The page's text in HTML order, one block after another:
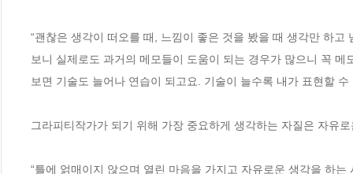
“괜찮은 생각이 떠오를 때, 느낌이 좋은 것을 봤을 때 생각만 하
보니 실제로도 과거의 메모들이 도움이 되는 경우가 많으니 꼭
보면 기술도 늘어나 연습이 되고요. 기술이 늘수록 내가 표현할
그라피티작가가 되기 위해 가장 중요하게 생각하는 자질은 자유
“틀에 얽매이지 않으며 열린 마음을 가지고 자유로운 생각을 하